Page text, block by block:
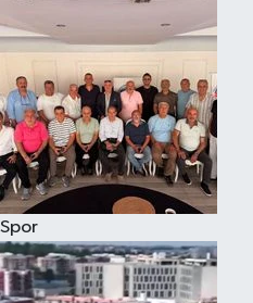
Spor
Magazin
Özel
Resmi İlanlar
Sağlık
Siyaset